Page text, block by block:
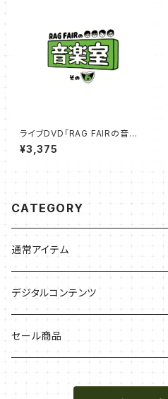
ライブDVD「RAG FAIRの音楽
室その6」25%オフSALE
¥3,375
CATEGORY
通常アイテム
デジタルコンテンツ
セール商品